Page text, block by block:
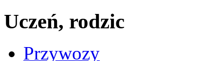
Uczeń, rodzic
Przywozy